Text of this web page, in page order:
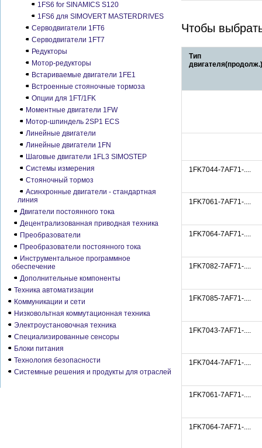
Чтобы
Тип
двигателя(продолж.)
1FK7044-7AF71-....
1FK7061-7AF71-....
1FK7064-7AF71-....
1FK7082-7AF71-....
1FK7085-7AF71-....
1FK7043-7AF71-....
1FK7044-7AF71-....
1FK7061-7AF71-....
1FK7064-7AF71-....
1FS6 for SINAMICS S120
1FS6 для SIMOVERT MASTERDRIVES
Серводвигатели 1FT6
Серводвигатели 1FT7
Редукторы
Мотор-редукторы
Встариваемые двигатели 1FE1
Встроенные стояночные тормоза
Опции для 1FT/1FK
Моментные двигатели 1FW
Мотор-шпиндель 2SP1 ECS
Линейные двигатели
Линейные двигатели 1FN
Шаговые двигатели 1FL3 SIMOSTEP
Системы измерения
Стояночный тормоз
Асинхронные двигатели - стандартная
линия
Двигатели постоянного тока
Децентрализованная приводная техника
Преобразователи
Преобразователи постоянного тока
Инструментальное программное
обеспечение
Дополнительные компоненты
Техника автоматизации
Коммуникации и сети
Низковольтная коммутационная техника
Электроустановочная техника
Специализированные сенсоры
Блоки питания
Технология безопасности
Системные решения и продукты для отраслей